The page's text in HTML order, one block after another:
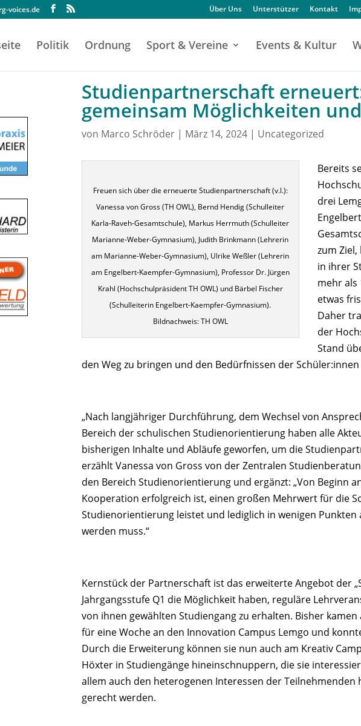
voices.de Über Uns Unterstützer Kontakt
Politik Ordnung Sport & Vereine Events & Kultur
Studienpartnerschaft
gemeinsam Möglichkeiten
von Marco Schröder| März 14, 2024| Uncategorized
Freuen sich über die erneuerte Studienpartnerschaft (v.l.):
Vanessa von Gross (TH OWL), Bernd Hendig (Schulleiter
Karla-Raveh-Gesamtschule), Markus Herrmuth (Schulleiter
Marianne-Weber-Gymnasium), Judith Brinkmann (Lehrerin
am Marianne-Weber-Gymnasium), Ulrike Weßler (Lehrerin
am Engelbert-Kaempfer-Gymnasium), Professor Dr. Jürgen
Krahl (Hochschulpräsident TH OWL) und Bärbel Fischer
(Schulleiterin Engelbert-Kaempfer-Gymnasium).
Bildnachweis: TH OWL
Bereits
drei
zum
in ihrer
mehr als
etwas
Daher
der
Stand
den Weg zu bringen und den Bedürfnissen der
„Nach langjähriger Durchführung, dem Wechsel von
Bereich der schulischen Studienorientierung haben alle
bisherigen Inhalte und Abläufe geworfen, um die
erzählt Vanessa von Gross von der Zentralen
den Bereich Studienorientierung und ergänzt: „Von Beginn
Kooperation erfolgreich ist, einen großen Mehrwert für die
Studienorientierung leistet und lediglich in wenigen
werden muss.“
Kernstück der Partnerschaft ist das erweiterte Angebot der
Jahrgangsstufe Q1 die Möglichkeit haben, reguläre
von ihnen gewählten Studiengang zu erhalten. Bisher
für eine Woche an den Innovation Campus Lemgo und
Durch die Erweiterung können sie nun auch am Kreativ
Höxter in Studiengänge hineinschnuppern, die sie
allem auch den heterogenen Interessen der
gerecht werden.